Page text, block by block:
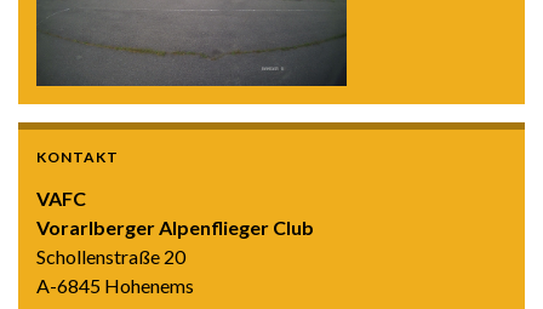
KONTAKT
VAFC
Vorarlberger Alpenflieger Club
Schollenstraße 20
A-6845 Hohenems